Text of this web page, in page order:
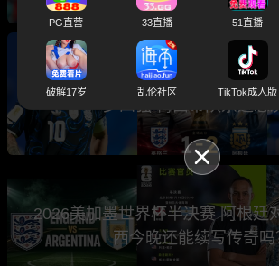
世界杯半决赛 阿根廷2-1绝杀英格
步四强 梅西带队杀进总
2026美加墨世界杯半决赛 阿根廷
西今晚还能续写传奇吗
PG直营 33直播 51直播
破解17岁 乱伦社区 TikTok成人版